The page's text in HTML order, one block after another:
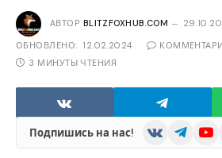
АВТОР BLITZFOXHUB.COM
ОБНОВЛЕНО: 12.02.2024
3 МИНУТЫ ЧТЕНИЯ
Подпишись на нас! VKontakteTelegram